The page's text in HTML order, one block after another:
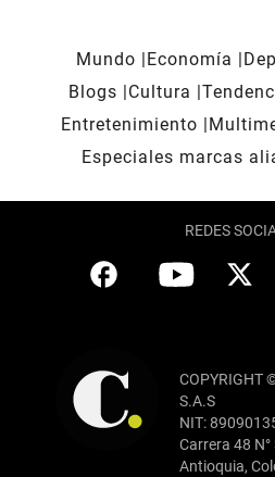
Mundo Economía
Blogs
Cultura
Entretenimiento
Especiales marcas
REDES
COPYRIGHT
S.A.S
NIT:
Carrera 48
Antioquia,